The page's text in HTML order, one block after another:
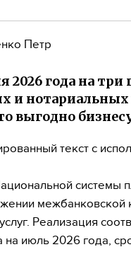
Петр
года на три
и
выгодно
текст с
системы
межбанковской
Реализация
июль 2026 года,